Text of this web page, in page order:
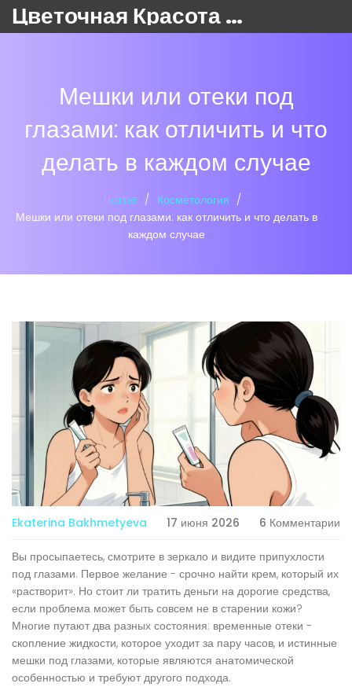
Цветочная Красота 24
Мешки или отеки под
глазами: как отличить и что
делать в каждом случае
Home
Косметология
Мешки или отеки под глазами: как отличить и что делать в
каждом случае
Ekaterina Bakhmetyeva 17 июня 2026 6 Комментарии
Вы просыпаетесь, смотрите в зеркало и видите припухлости
под глазами. Первое желание - срочно найти крем, который их
«растворит». Но стоит ли тратить деньги на дорогие средства,
если проблема может быть совсем не в старении кожи?
Многие путают два разных состояния: временные отеки -
скопление жидкости, которое уходит за пару часов, и истинные
мешки под глазами, которые являются анатомической
особенностью и требуют другого подхода.